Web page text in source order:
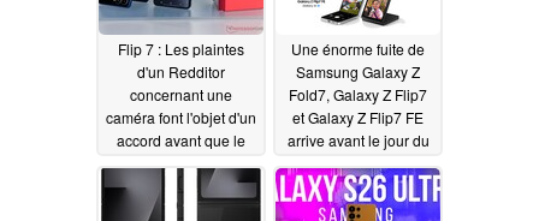
Flip 7 : Les plaintes
d'un Redditor
concernant une
caméra font l'objet d'un
accord avant que le
supprimé
07/31/2025
Une énorme fuite de
Samsung Galaxy Z
Fold7, Galaxy Z Flip7
et Galaxy Z Flip7 FE
arrive avant le jour du
les derniers détails à
l'avance07/09/2025